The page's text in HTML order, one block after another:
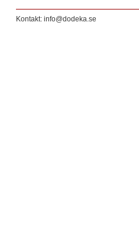
Kontakt: info@dodeka.se